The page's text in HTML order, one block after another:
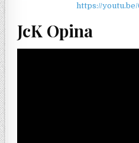
https://youtu.be/
JcK Opina